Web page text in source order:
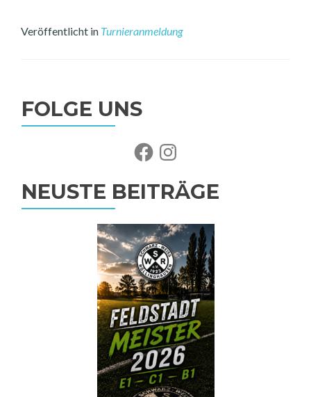
Veröffentlicht in Turnieranmeldung
FOLGE UNS
FacebookInstagram
NEUSTE BEITRÄGE